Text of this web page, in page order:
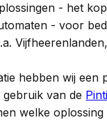
- het
- voor
hebben wij een
van de
welke oplossing